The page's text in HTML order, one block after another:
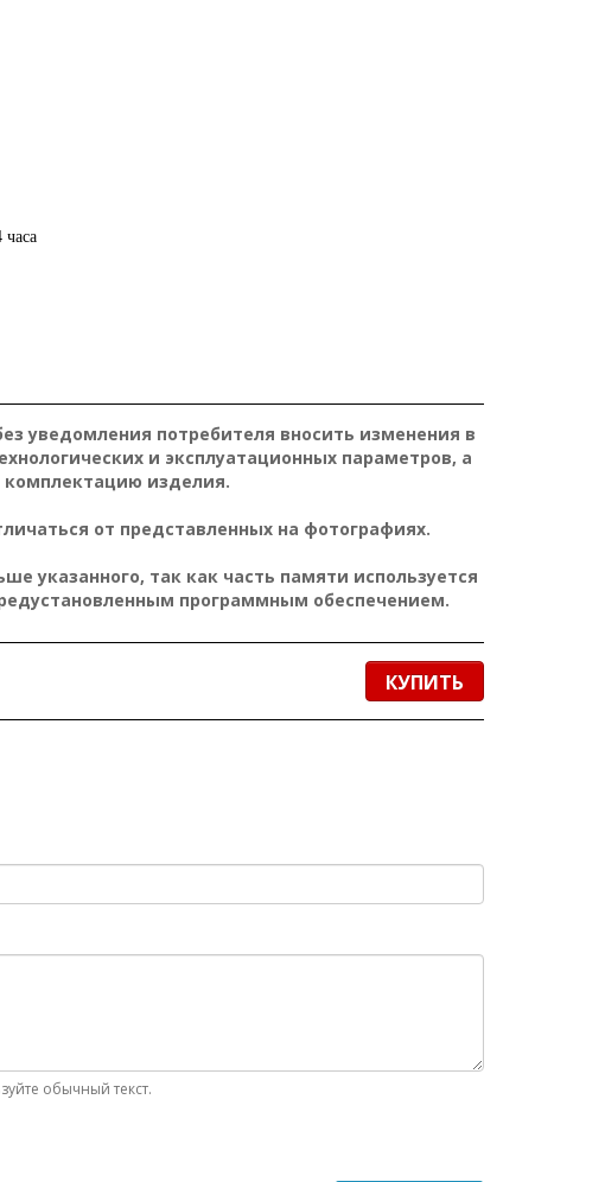
уведомления потребителя вносить изменения в
и эксплуатационных параметров, а
изделия.
от представленных на фотографиях.
указанного, так как часть памяти используется
программным обеспечением.
КУПИТЬ
обычный текст.